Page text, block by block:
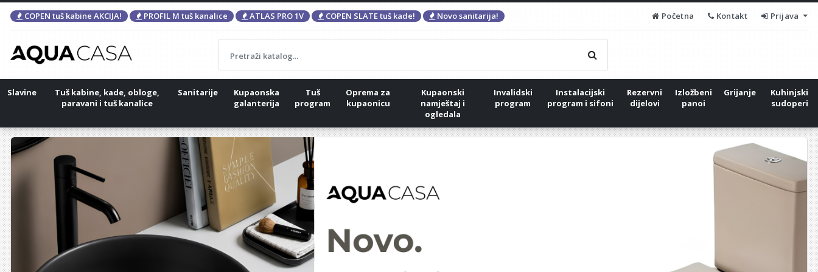
COPEN tuš kabine AKCIJA! PROFIL M tuš kanalice ATLAS PRO 1V COPEN SLATE tuš kade! Novo sanitarija! Početna Kontakt Prijava
Slavine
Tuš kabine, kade, obloge,
paravani i tuš kanalice
Sanitarije
Kupaonska
galanterija
Tuš
program
Oprema za
kupaonicu
Kupaonski
namještaj i
ogledala
Invalidski
program
Instalacijski
program i sifoni
Rezervni
dijelovi
Izložbeni
panoi
Grijanje
Kuhinjski
sudoperi